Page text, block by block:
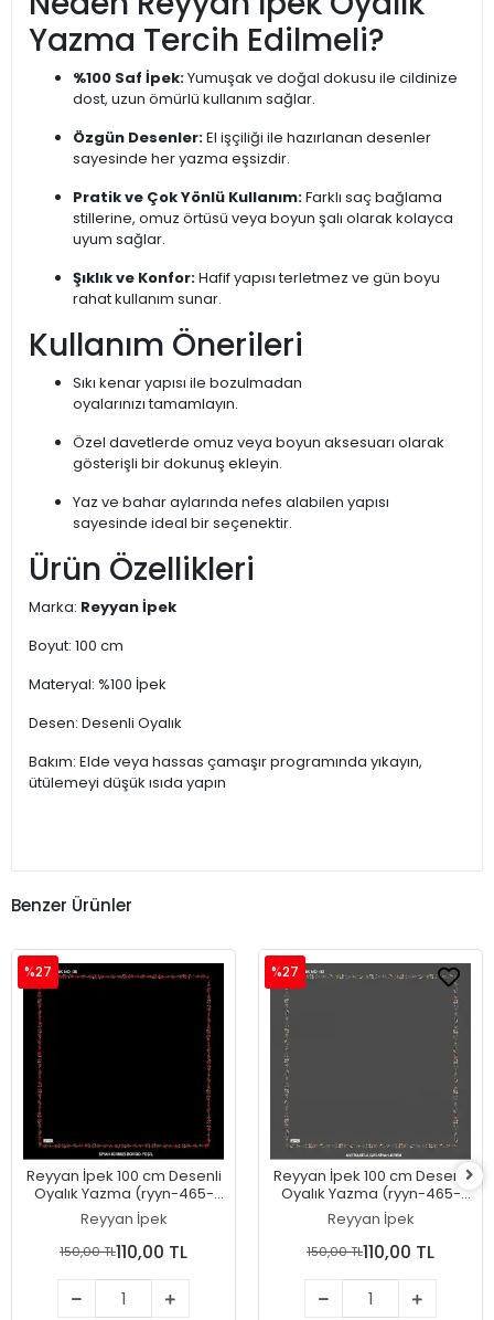
Yazma Tercih Edilmeli?
%100 Saf İpek:Yumuşak ve doğal dokusu ile cildinize
dost, uzun ömürlü kullanım sağlar.
Özgün Desenler:El işçiliği ile hazırlanan desenler
sayesinde her yazma eşsizdir.
Pratik ve Çok Yönlü Kullanım:Farklı saç bağlama
stillerine, omuz örtüsü veya boyun şalı olarak kolayca
uyum sağlar.
Şıklık ve Konfor:Hafif yapısı terletmez ve gün boyu
rahat kullanım sunar.
Kullanım Önerileri
Sıkı kenar yapısı ile bozulmadan
oyalarınızı tamamlayın.
Özel davetlerde omuz veya boyun aksesuarı olarak
gösterişli bir dokunuş ekleyin.
Yaz ve bahar aylarında nefes alabilen yapısı
sayesinde ideal bir seçenektir.
Ürün Özellikleri
Marka: Reyyan İpek
Boyut: 100 cm
Materyal: %100 İpek
Desen: Desenli Oyalık
Bakım: Elde veya hassas çamaşır programında yıkayın,
ütülemeyi düşük ısıda yapın
Benzer Ürünler
Reyyan İpek 100 cm Desenli
Oyalık Yazma (ryyn-465-
27)
Reyyan İpek
%27
150,00 TL110,00 TL
Reyyan İpek 100 cm Desenli
Oyalık Yazma (ryyn-465-
26)
Reyyan İpek
%27
150,00 TL110,00 TL